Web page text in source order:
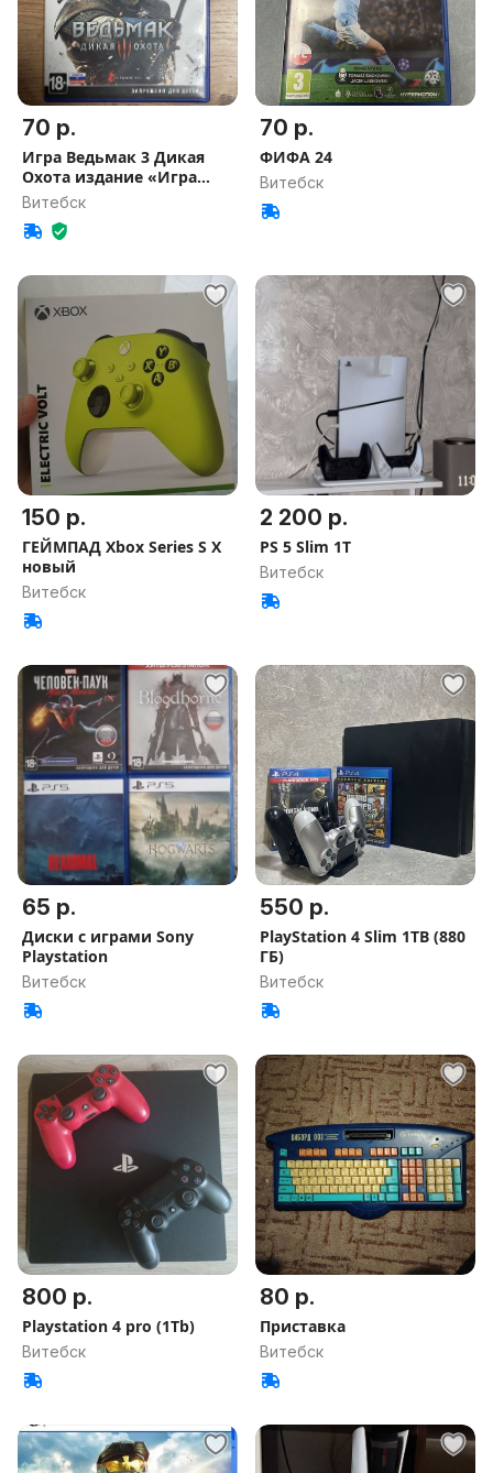
70 р.
Игра Ведьмак 3 Дикая
Охота издание «Игра
года»
Витебск
70 р.
ФИФА 24
Витебск
150 р.
ГЕЙМПАД Xbox Series S X
новый
Витебск
2 200 р.
PS 5 Slim 1T
Витебск
65 р.
Диски с играми Sony
Playstation
Витебск
550 р.
PlayStation 4 Slim 1TB (880
ГБ)
Витебск
800 р.
Playstation 4 pro (1Tb)
Витебск
80 р.
Приставка
Витебск